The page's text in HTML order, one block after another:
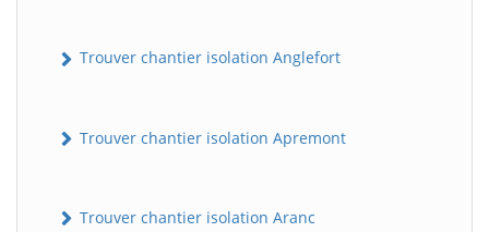
Trouver chantier isolation Anglefort
Trouver chantier isolation Apremont
Trouver chantier isolation Aranc